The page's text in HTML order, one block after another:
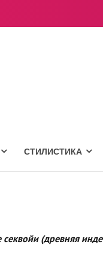
СТИЛИСТИКА
(древняя